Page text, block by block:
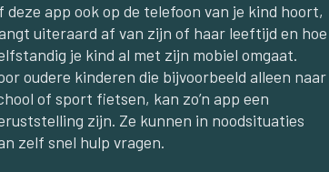
deze app ook op de telefoon van je kind hoort,
uiteraard af van zijn of haar leeftijd en hoe
je kind al met zijn mobiel omgaat.
oudere kinderen die bijvoorbeeld alleen naar
of sport fietsen, kan zo’n app een
zijn. Ze kunnen in noodsituaties
zelf snel hulp vragen.